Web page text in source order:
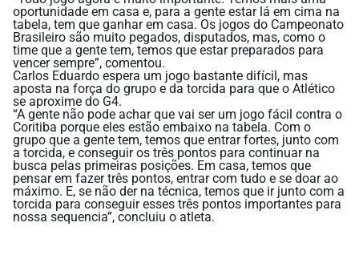
oportunidade em casa e, para a gente estar lá em cima na
tabela, tem que ganhar em casa. Os jogos do Campeonato
Brasileiro são muito pegados, disputados, mas, como o
time que a gente tem, temos que estar preparados para
vencer sempre”, comentou.
Carlos Eduardo espera um jogo bastante difícil, mas
aposta na força do grupo e da torcida para que o Atlético
se aproxime do G4.
“A gente não pode achar que vai ser um jogo fácil contra o
Coritiba porque eles estão embaixo na tabela. Com o
grupo que a gente tem, temos que entrar fortes, junto com
a torcida, e conseguir os três pontos para continuar na
busca pelas primeiras posições. Em casa, temos que
pensar em fazer três pontos, entrar com tudo e se doar ao
máximo. E, se não der na técnica, temos que ir junto com a
torcida para conseguir esses três pontos importantes para
nossa sequencia”, concluiu o atleta.